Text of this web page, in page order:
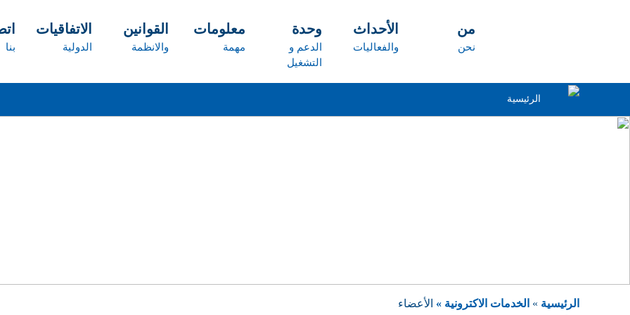
من
نحن
الأحداث
والفعاليات
وحدة
الدعم و
التشغيل
معلومات
مهمة
القوانين
والانظمة
الاتفاقيات
الدولية بنا
الرئيسية
الرئيسية » الخدمات الاكترونية » الأعضاء